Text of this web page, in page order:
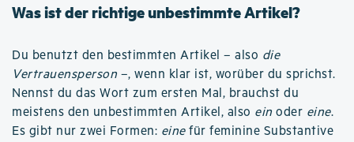
Was ist der richtige unbestimmte Artikel?
Du benutzt den bestimmten Artikel – also die
Vertrauensperson –, wenn klar ist, worüber du sprichst.
Nennst du das Wort zum ersten Mal, brauchst du
meistens den unbestimmten Artikel, also ein oder eine.
Es gibt nur zwei Formen: einefür feminine Substantive